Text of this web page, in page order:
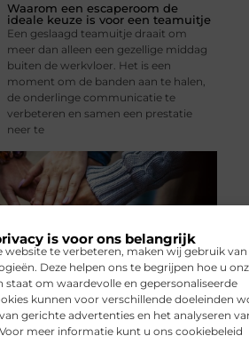
is voor ons belangrijk
te verbeteren, maken wij gebruik van
Deze helpen ons te begrijpen hoe u
staat om waardevolle en gepersonaliseerde
kunnen voor verschillende doeleinden
gerichte advertenties en het analyseren
meer informatie kunt u ons cookiebeleid
Waarom een escaperoom de
ideale keuze is voor een teamuitje
Een geslaagd teamuitje draait om
meer dan alleen een gezellige middag
buiten de werkvloer. Het is een
moment om de banden aan te halen,
de onderlinge communicatie te
verbeteren en samen een prestatie
neer te